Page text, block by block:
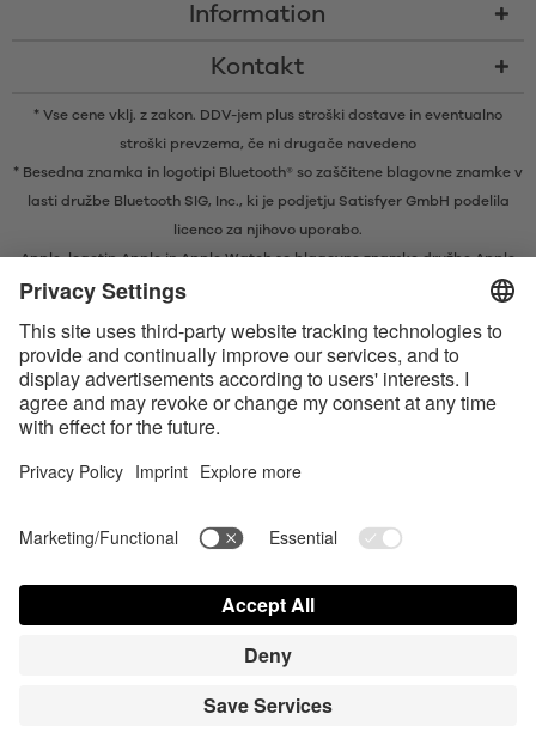
Information
Kontakt
* Vse cene vklj. z zakon. DDV-jem plus stroški dostave in eventualno
stroški prevzema, če ni drugače navedeno
* Besedna znamka in logotipi Bluetooth® so zaščitene blagovne znamke v
lasti družbe Bluetooth SIG, Inc., ki je podjetju Satisfyer GmbH podelila
licenco za njihovo uporabo.
Apple, logotip Apple in Apple Watch so blagovne znamke družbe Apple
Inc. Google Play in logotip Google Play sta blagovni znamki družbe
Apple, Apple-logotypen och Apple Watch är varumärken tillhörande
Apple Inc. Google Play och Google Play-logotypen är varumärken som
tillhör Google LLC.
Contact us today
Bruksanvisning Kontakt